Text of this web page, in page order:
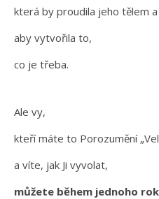
která by proudila jeho tělem
aby vytvořila to,
co je třeba.
Ale vy,
kteří máte to Porozumění
a víte, jak Ji vyvolat,
můžete během jednoho